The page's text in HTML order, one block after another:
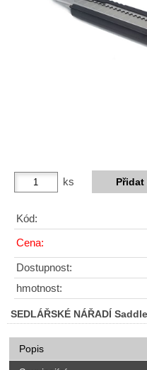
ks
Kód:
Cena:
Dostupnost:
hmotnost:
SEDLÁŘSKÉ NÁŘADÍ
Popis